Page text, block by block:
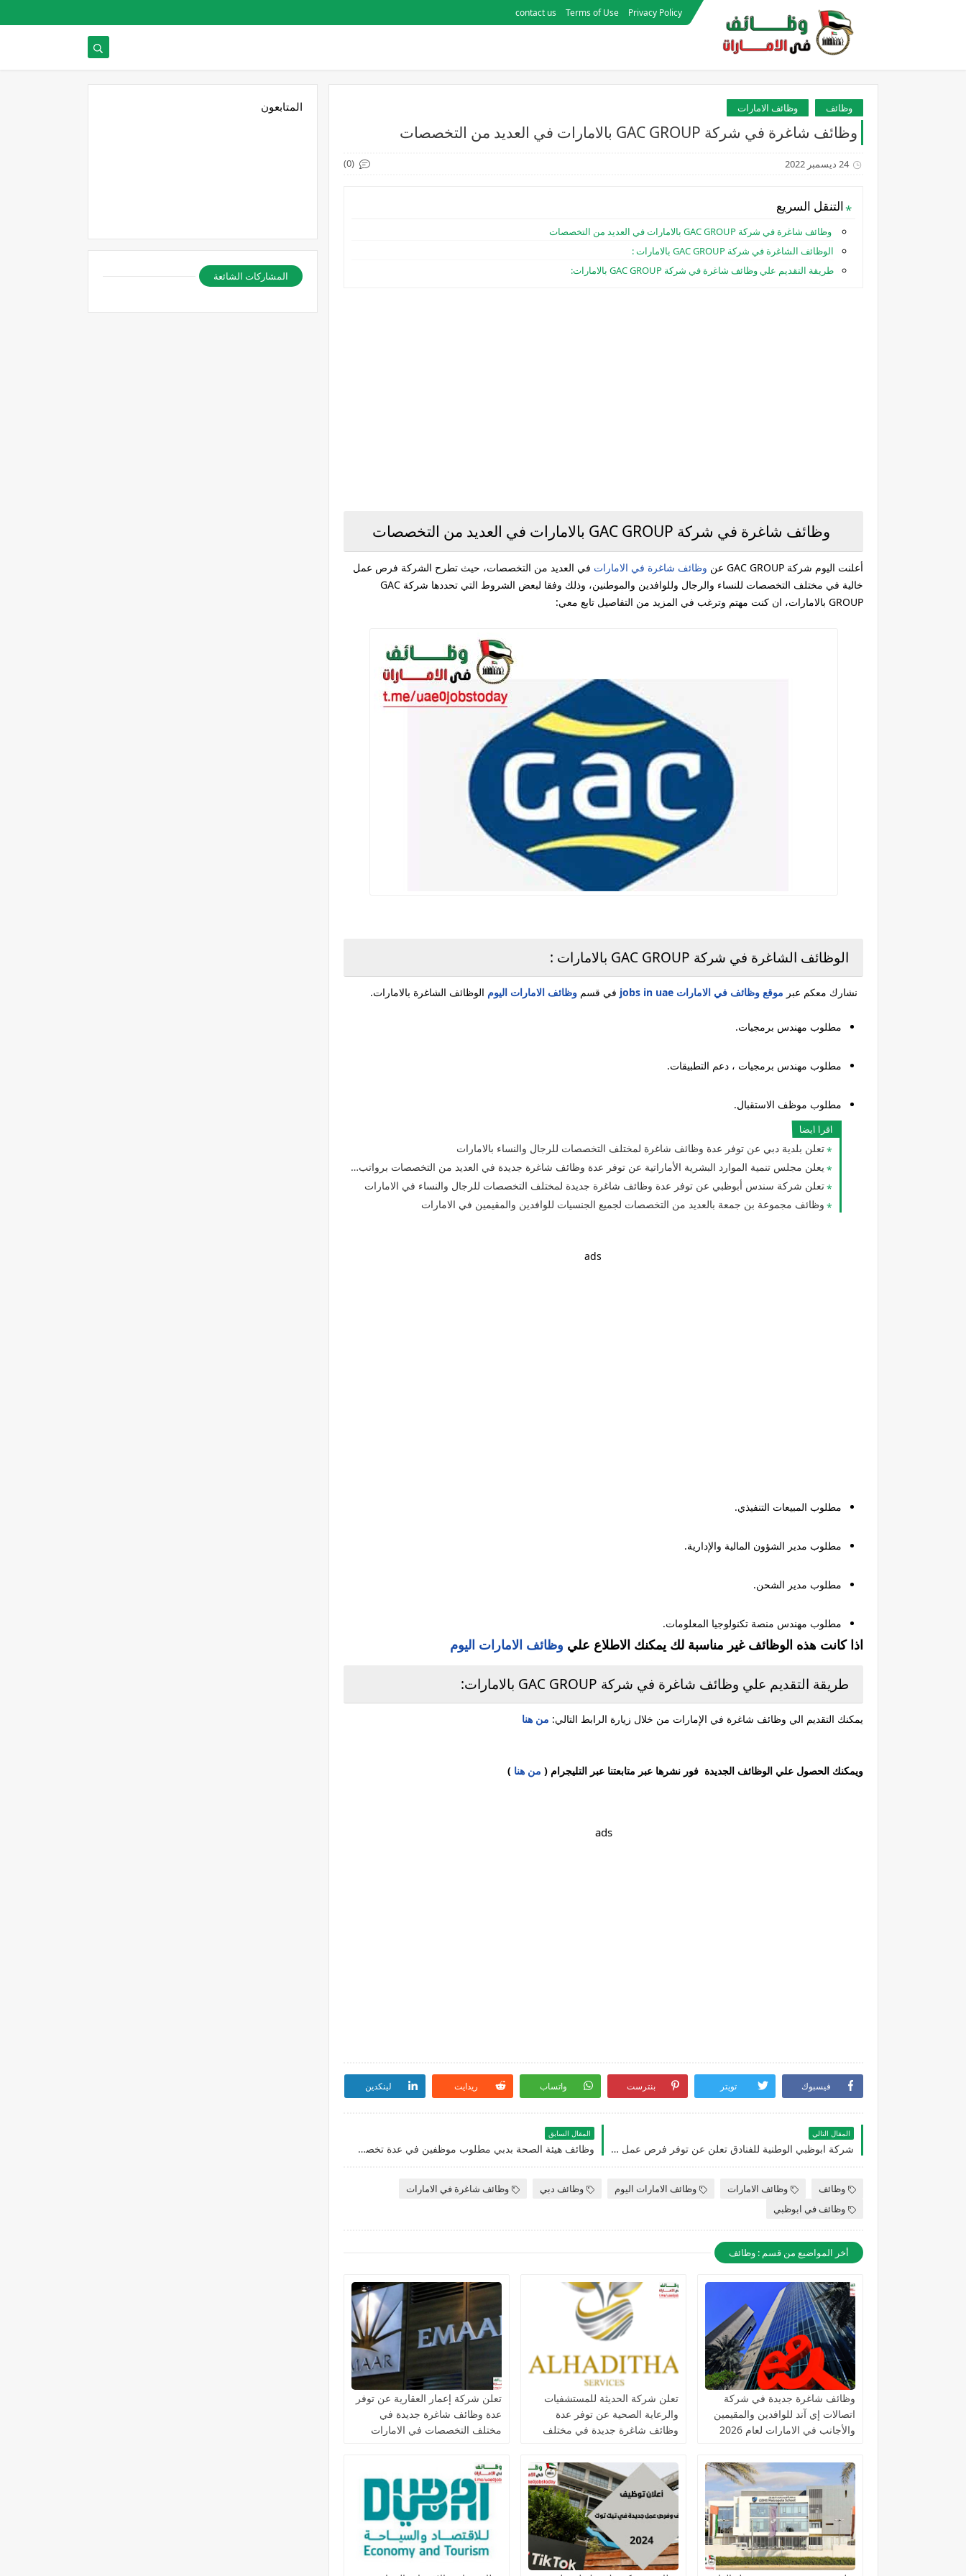
Privacy Policy
Terms of Use
contact us
وظائف وظائف الامارات
وظائف شاغرة في شركة GAC GROUP بالامارات في العديد من التخصصات
24 ديسمبر 2022 (0)
التنقل السريع
وظائف شاغرة في شركة GAC GROUP بالامارات في العديد من التخصصات
الوظائف الشاغرة في شركة GAC GROUP بالامارات :
طريقة التقديم علي وظائف شاغرة في شركة GAC GROUP بالامارات:
وظائف شاغرة في شركة GAC GROUP بالامارات في العديد من التخصصات
أعلنت اليوم شركة GAC GROUP عن وظائف شاغرة في الامارات في العديد من التخصصات، حيث تطرح الشركة فرص عمل
خالية في مختلف التخصصات للنساء والرجال وللوافدين والموطنين، وذلك وفقا لبعض الشروط التي تحددها شركة GAC
GROUP بالامارات، ان كنت مهتم وترغب في المزيد من التفاصيل تابع معي:
الوظائف الشاغرة في شركة GAC GROUP بالامارات :
نشارك معكم عبر موقع وظائف في الامارات jobs in uae في قسم وظائف الامارات اليوم الوظائف الشاغرة بالامارات.
مطلوب مهندس برمجيات.
مطلوب مهندس برمجيات ، دعم التطبيقات.
مطلوب موظف الاستقبال.
اقرا ايضا
تعلن بلدية دبي عن توفر عدة وظائف شاغرة لمختلف التخصصات للرجال والنساء بالامارات
يعلن مجلس تنمية الموارد البشرية الأماراتية عن توفر عدة وظائف شاغرة جديدة في العديد من التخصصات برواتب تبدا 3000 درهم شهريا بدبي
تعلن شركة سندس أبوظبي عن توفر عدة وظائف شاغرة جديدة لمختلف التخصصات للرجال والنساء في الامارات
وظائف مجموعة بن جمعة بالعديد من التخصصات لجميع الجنسيات للوافدين والمقيمين في الامارات
ads
مطلوب المبيعات التنفيذي.
مطلوب مدير الشؤون المالية والإدارية.
مطلوب مدير الشحن.
مطلوب مهندس منصة تكنولوجيا المعلومات.
اذا كانت هذه الوظائف غير مناسبة لك يمكنك الاطلاع علي وظائف الامارات اليوم
طريقة التقديم علي وظائف شاغرة في شركة GAC GROUP بالامارات:
يمكنك التقديم الي وظائف شاغرة في الإمارات من خلال زيارة الرابط التالي: من هنا
ويمكنك الحصول علي الوظائف الجديدة فور نشرها عبر متابعتنا عبر التليجرام ( من هنا )
ads
فيسبوك تويتر بنترست واتساب ريدايت لينكدين
المقال التالي
شركة ابوظبي الوطنية للفنادق تعلن عن توفر فرص عمل في عدة تخصصات
المقال السابق
وظائف هيئة الصحة بدبي مطلوب موظفين في عدة تخصصات للرجال والنساء
وظائف وظائف الامارات وظائف الامارات اليوم وظائف دبي
وظائف شاغرة في الامارات
وظائف في ابوظبي
أخر المواضيع من قسم : وظائف
وظائف شاغرة جديدة في شركة
اتصالات إي آند للوافدين والمقيمين
والأجانب في الامارات لعام 2026
تعلن شركة الحديثة للمستشفيات
والرعاية الصحية عن توفر عدة
وظائف شاغرة جديدة في مختلف
تعلن شركة إعمار العقارية عن توفر
عدة وظائف شاغرة جديدة في
مختلف التخصصات في الامارات
المتابعون
المشاركات الشائعة